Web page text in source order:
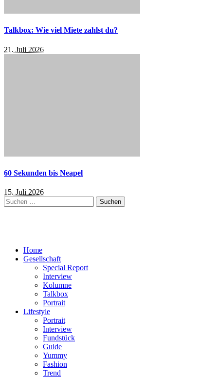
Talkbox: Wie viel Miete zahlst du?
21. Juli 2026
60 Sekunden bis Neapel
15. Juli 2026
Suchen
nach:
Home
Gesellschaft
Special Report
Interview
Kolumne
Talkbox
Portrait
Lifestyle
Portrait
Interview
Fundstück
Guide
Yummy
Fashion
Trend